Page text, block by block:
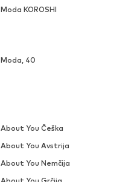
Moda KOROSHI
Moda, 40
About You Češka
About You Avstrija
About You Nemčija